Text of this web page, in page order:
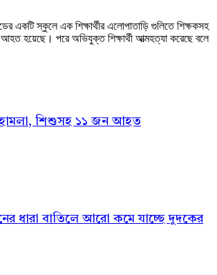
একটি স্কুলে এক শিক্ষার্থীর এলোপাতাড়ি গুলিতে শিক্ষকসহ
হয়েছে। পরে অভিযুক্ত শিক্ষার্থী আত্মহত্যা করেছে বলে
হামলা, শিশুসহ ১১ জন আহত
ধারা বাতিলে আরো কমে যাচ্ছে দুদকের